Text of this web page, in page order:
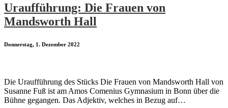
Uraufführung: Die Frauen von
Mandsworth Hall
Donnerstag, 1. Dezember 2022
Die Uraufführung des Stücks Die Frauen von Mandsworth Hall von
Susanne Fuß ist am Amos Comenius Gymnasium in Bonn über die
Bühne gegangen. Das Adjektiv, welches in Bezug auf…